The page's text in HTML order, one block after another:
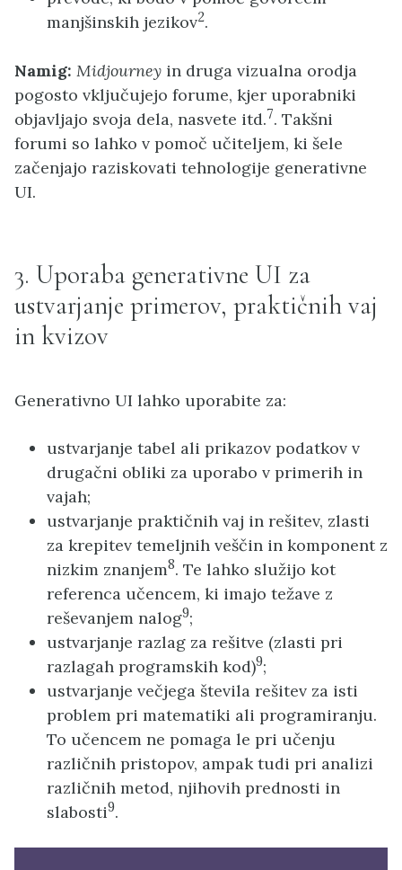
manjšinskih jezikov2.
Namig: Midjourney in druga vizualna orodja
pogosto vključujejo forume, kjer uporabniki
objavljajo svoja dela, nasvete itd.7. Takšni
forumi so lahko v pomoč učiteljem, ki šele
začenjajo raziskovati tehnologije generativne
UI.
3. Uporaba generativne UI za
ustvarjanje primerov, praktičnih vaj
in kvizov
Generativno UI lahko uporabite za:
ustvarjanje tabel ali prikazov podatkov v
drugačni obliki za uporabo v primerih in
vajah;
ustvarjanje praktičnih vaj in rešitev, zlasti
za krepitev temeljnih veščin in komponent z
nizkim znanjem8. Te lahko služijo kot
referenca učencem, ki imajo težave z
reševanjem nalog9;
ustvarjanje razlag za rešitve (zlasti pri
razlagah programskih kod)9;
ustvarjanje večjega števila rešitev za isti
problem pri matematiki ali programiranju.
To učencem ne pomaga le pri učenju
različnih pristopov, ampak tudi pri analizi
različnih metod, njihovih prednosti in
slabosti9.